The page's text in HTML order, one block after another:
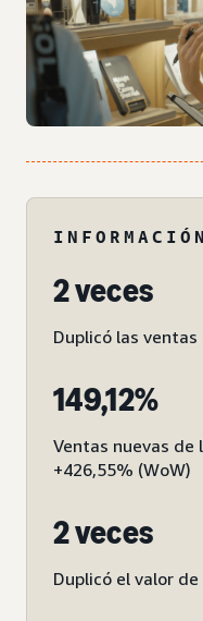
2 veces
Duplicó las ventas
149,12%
Ventas nuevas de
+426,55% (WoW)
2 veces
Duplicó el valor